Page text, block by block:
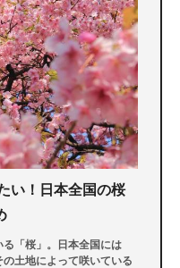
い！日本全国の桜
る「桜」。日本全国には
土地によって咲いている